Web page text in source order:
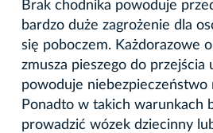
Brak chodnika powoduje
bardzo duże zagrożenie dla
się poboczem. Każdorazowe
zmusza pieszego do przejścia
powoduje niebezpieczeństwo
Ponadto w takich warunkach
prowadzić wózek dziecinny